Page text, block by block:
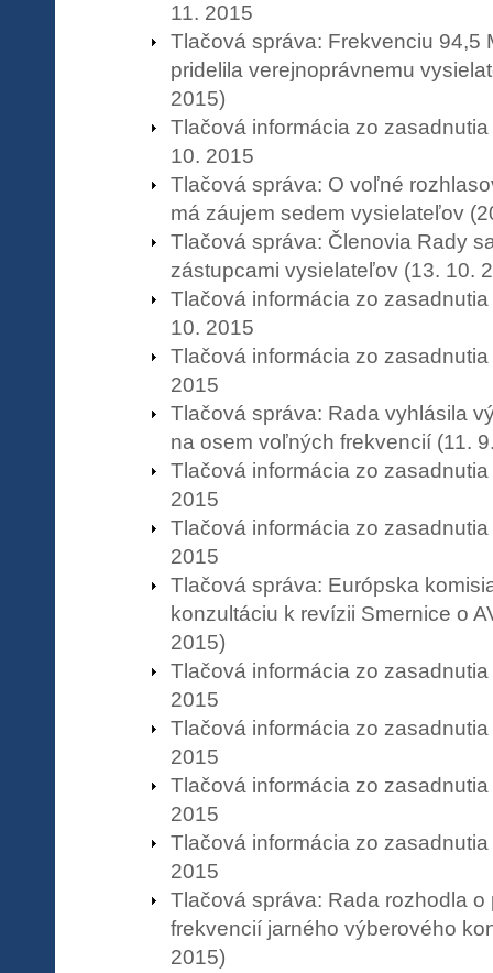
11. 2015
Tlačová správa: Frekvenciu 94,5
pridelila verejnoprávnemu
2015)
Tlačová informácia zo
10. 2015
Tlačová správa: O voľné
má záujem sedem vysielateľov
Tlačová správa: Členovia Rady
zástupcami vysielateľov (13. 10.
Tlačová informácia zo
10. 2015
Tlačová informácia zo
2015
Tlačová správa: Rada vyhlásila
na osem voľných frekvencií (11.
Tlačová informácia zo
2015
Tlačová informácia zo
2015
Tlačová správa: Európska
konzultáciu k revízii Smernice o
2015)
Tlačová informácia zo
2015
Tlačová informácia zo
2015
Tlačová informácia zo
2015
Tlačová informácia zo
2015
Tlačová správa: Rada rozhodla o
frekvencií jarného výberového
2015)